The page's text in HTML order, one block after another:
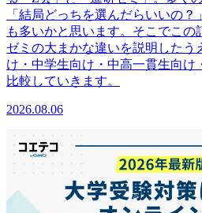
「結局どっちを選んだらいいの
も多いかと思います。そこでこ
ゼミの大まかな違いを説明したう
け・中学生向け・中高一貫生向け
比較していきます。
2026.08.06